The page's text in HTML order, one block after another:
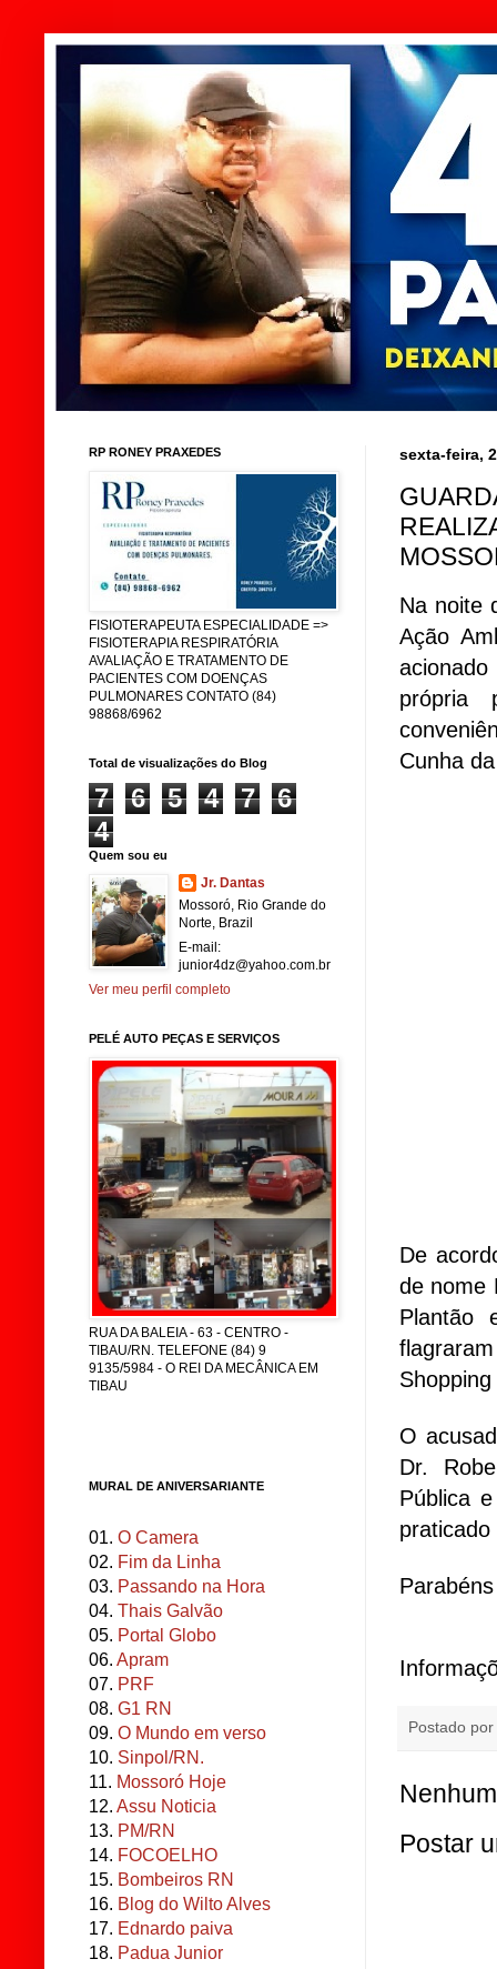
sexta-feira,
Na noite
Ação
própria
Cunha
De
de nome
Plantão
O
Dr.
Pública
Postado por
Postar
RP RONEY PRAXEDES
FISIOTERAPEUTA ESPECIALIDADE =>
FISIOTERAPIA RESPIRATÓRIA
AVALIAÇÃO E TRATAMENTO DE
PACIENTES COM DOENÇAS
PULMONARES CONTATO (84)
98868/6962
Total de visualizações do Blog
7 6 5 4 7
6
4
Quem sou eu
Jr. Dantas
Mossoró, Rio Grande do
Norte, Brazil
E-mail:
junior4dz@yahoo.com.br
Ver meu perfil completo
PELÉ AUTO PEÇAS E SERVIÇOS
RUA DA BALEIA - 63 - CENTRO -
TIBAU/RN. TELEFONE (84) 9
9135/5984 - O REI DA MECÂNICA EM
TIBAU
MURAL DE ANIVERSARIANTE
01. O Camera
02. Fim da Linha
03. Passando na Hora
04. Thais Galvão
05. Portal Globo
06. Apram
07. PRF
08. G1 RN
09. O Mundo em verso
10. Sinpol/RN.
11. Mossoró Hoje
12. Assu Noticia
13. PM/RN
14. FOCOELHO
15. Bombeiros RN
16. Blog do Wilto Alves
17. Ednardo paiva
18. Padua Junior